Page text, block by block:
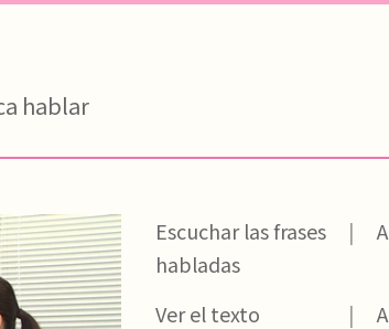
hablar
Escuchar las frases
habladas
A
Ver el texto A